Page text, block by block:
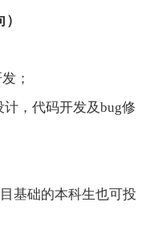
；
，代码开发及bug修
目基础的本科生也可投